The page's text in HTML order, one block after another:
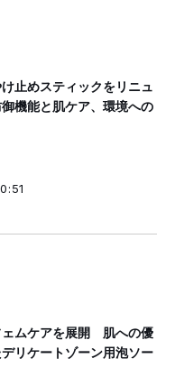
け止めスティックをリニュ
機能と肌ケア、環境への
ェムケアを展開 肌への優
リケートゾーン用泡ソー